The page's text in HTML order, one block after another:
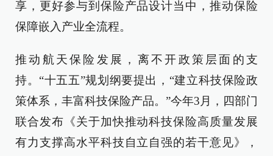
享，更好参与到保险产品设计当中，推动保险
保障嵌入产业全流程。
推动航天保险发展，离不开政策层面的支
持。“十五五”规划纲要提出，“建立科技保险政
策体系，丰富科技保险产品。”今年3月，四部门
联合发布《关于加快推动科技保险高质量发展
有力支撑高水平科技自立自强的若干意见》，